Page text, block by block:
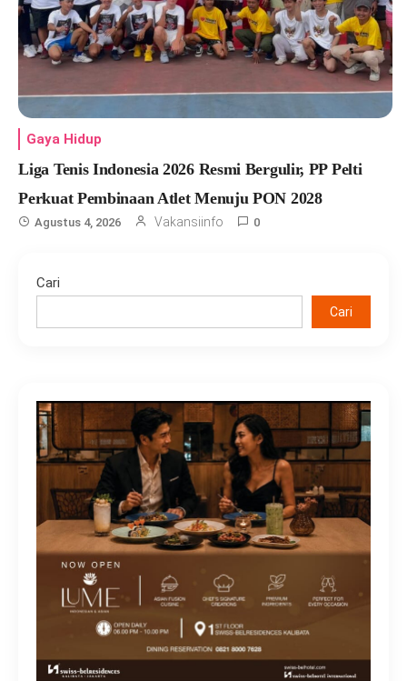
Gaya Hidup
Liga Tenis Indonesia 2026 Resmi Bergulir, PP Pelti
Perkuat Pembinaan Atlet Menuju PON 2028
Agustus 4, 2026 Vakansiinfo 0
Cari
Cari